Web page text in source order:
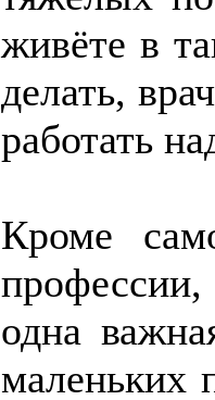
живёте в
делать,
работать
Кроме
одна
маленьких